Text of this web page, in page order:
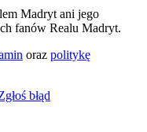
Madryt ani jego
fanów Realu Madryt.
oraz politykę
błąd